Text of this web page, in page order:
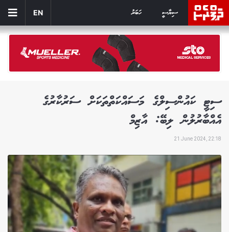
ސިޔާސީ ހަބަރު EN
ސިޓީ ކައުންސިލްގެ މަސައްކަތްތަކަށް ސަރުކާރުގެ
އެއްބާރުލުން ލިބޭ: އާޒިމް
21 June 2024, 22:18